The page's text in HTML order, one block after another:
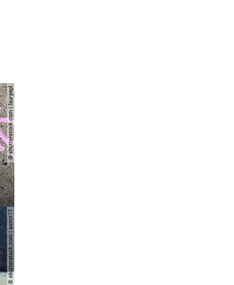
© shutterstock.com | lauraapl
© shutterstock.com | asmit17